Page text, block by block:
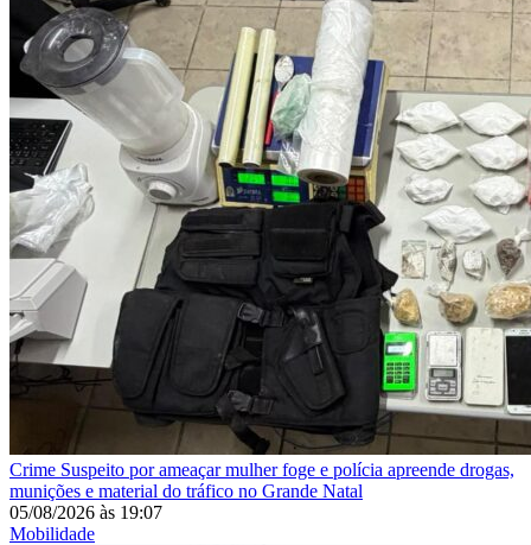
Crime Suspeito por ameaçar mulher foge e polícia apreende drogas,
munições e material do tráfico no Grande Natal
05/08/2026 às 19:07
Mobilidade